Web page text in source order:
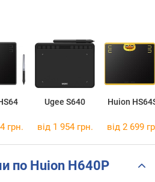
Ugee S640 Huion
грн. від 1 954 грн. від 2 699
по Huion H640P